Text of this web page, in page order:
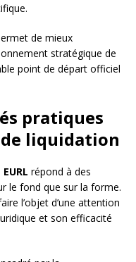
de mieux
stratégique de
point de départ officiel
pratiques
de liquidation
EURL répond à des
le fond que sur la forme.
l’objet d’une attention
et son efficacité